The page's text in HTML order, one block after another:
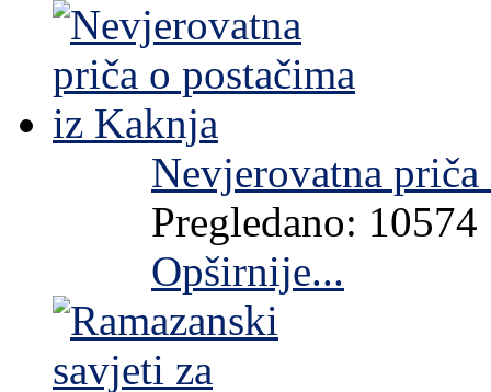
Nevjerovatna
Pregledano: 10574
Opširnije...